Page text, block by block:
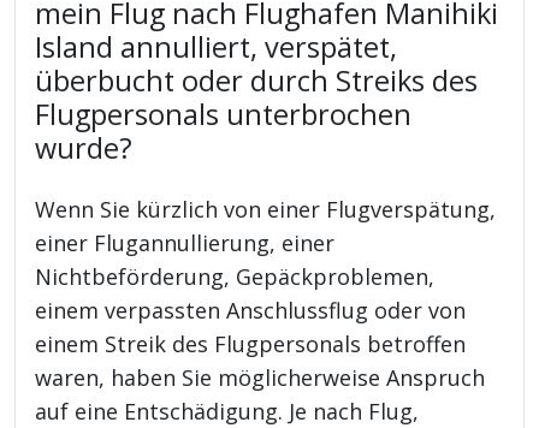
mein Flug nach Flughafen Manihiki
Island annulliert, verspätet,
überbucht oder durch Streiks des
Flugpersonals unterbrochen
wurde?
Wenn Sie kürzlich von einer Flugverspätung,
einer Flugannullierung, einer
Nichtbeförderung, Gepäckproblemen,
einem verpassten Anschlussflug oder von
einem Streik des Flugpersonals betroffen
waren, haben Sie möglicherweise Anspruch
auf eine Entschädigung. Je nach Flug,